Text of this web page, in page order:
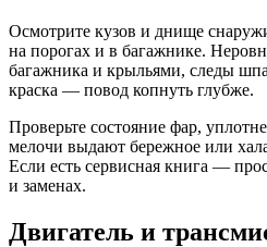
Осмотрите кузов и днище
на порогах и в багажнике.
багажника и крыльями, следы
краска — повод копнуть глубже.
Проверьте состояние фар,
мелочи выдают бережное или
Если есть сервисная книга —
и заменах.
Двигатель и